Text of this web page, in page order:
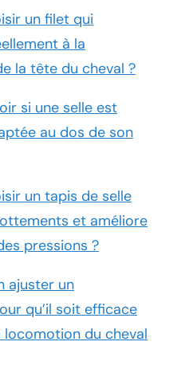
un filet qui
à la
la tête du cheval ?
si une selle est
au dos de son
un tapis de selle
et améliore
pressions ?
ajuster un
qu’il soit efficace
locomotion du cheval